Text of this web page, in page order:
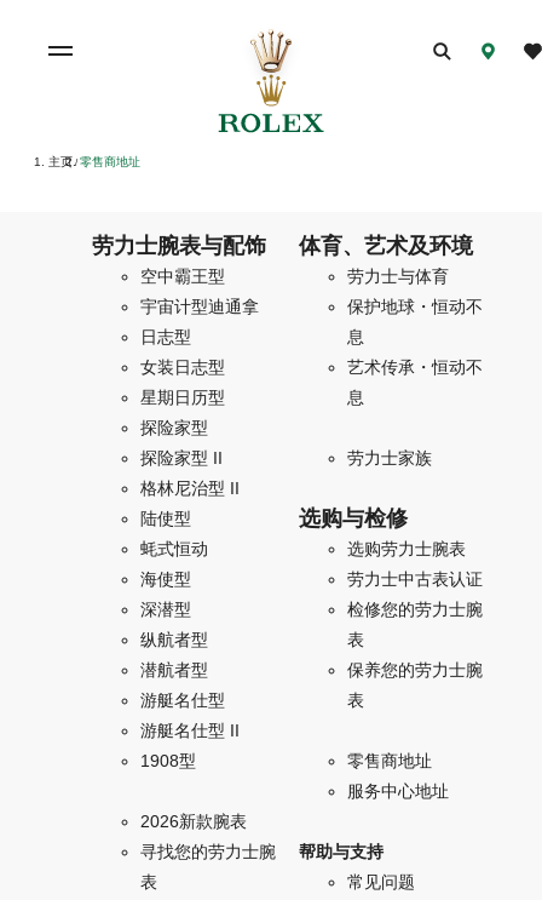
主页/ 零售商地址
劳力士腕表与配饰
空中霸王型
宇宙计型迪通拿
日志型
女装日志型
星期日历型
探险家型
探险家型 II
格林尼治型 II
陆使型
蚝式恒动
海使型
深潜型
纵航者型
潜航者型
游艇名仕型
游艇名仕型 II
1908型
2026新款腕表
寻找您的劳力士腕
表
体育、艺术及环境
劳力士与体育
保护地球・恒动不
息
艺术传承・恒动不
息
劳力士家族
选购与检修
选购劳力士腕表
劳力士中古表认证
检修您的劳力士腕
表
保养您的劳力士腕
表
零售商地址
服务中心地址
帮助与支持
常见问题